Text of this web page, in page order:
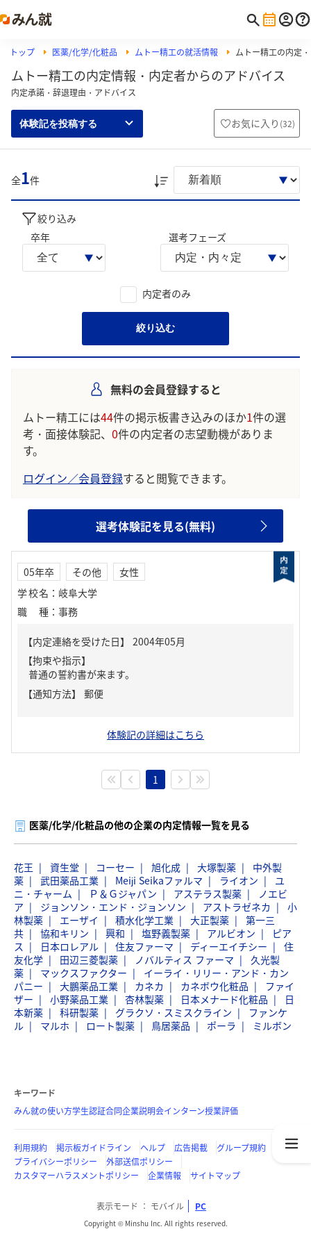
トップ 医薬/化学/化粧品 ムトー精工の就活情報 ムトー精工の内定
ムトー精工の内定情報・内定者からのアドバイス
内定承諾・辞退理由・アドバイス
体験記を投稿する お気に入り (32)
全1件
絞り込み
卒年
選考フェーズ
内定者のみ
絞り込む
無料の会員登録すると
ムトー精工には44件の掲示板書き込みのほか1件の選
考・面接体験記、 0件の内定者の志望動機がありま
す。
ログイン／会員登録すると閲覧できます。
選考体験記を見る(無料)
05年卒 その他
女性
学校名 ： 岐阜大学
職種 ： 事務
【内定連絡を受けた日】
2004年05月
【拘束や指示】
普通の誓約書が来ます。
【通知方法】
郵便
体験記の詳細はこちら
1
医薬/化学/化粧品の他の企業の内定情報一覧を見る
花王 資生堂 コーセー 旭化成 大塚製薬
中外製
薬
武田薬品工業 Meiji Seikaファルマ ライオン
ユ
ニ・チャーム
Ｐ＆Ｇジャパン アステラス製薬
ノエビ
ア
ジョンソン・エンド・ジョンソン アストラゼネカ
小
林製薬
エーザイ 積水化学工業 大正製薬
第一三
共
協和キリン 興和 塩野義製薬 アルビオン
ピア
ス
日本ロレアル 住友ファーマ ディーエイチシー
住
友化学
田辺三菱製薬 ノバルティス ファーマ
久光製
薬
マックスファクター
イーライ・リリー・アンド・カン
パニー
大鵬薬品工業 カネカ カネボウ化粧品
ファイ
ザー
小野薬品工業 杏林製薬 日本メナード化粧品
日
本新薬
科研製薬 グラクソ・スミスクライン
ファンケ
ル
マルホ ロート製薬 鳥居薬品 ポーラ ミルボン
キーワード
みん就の使い方学生認証合同企業説明会インターン授業評価
利用規約 掲示板ガイドライン ヘルプ 広告掲載
グループ規約
プライバシーポリシー
外部送信ポリシー
カスタマーハラスメントポリシー
企業情報 サイトマップ
表示モード モバイル PC
Copyright © Minshu Inc. All rights reserved.